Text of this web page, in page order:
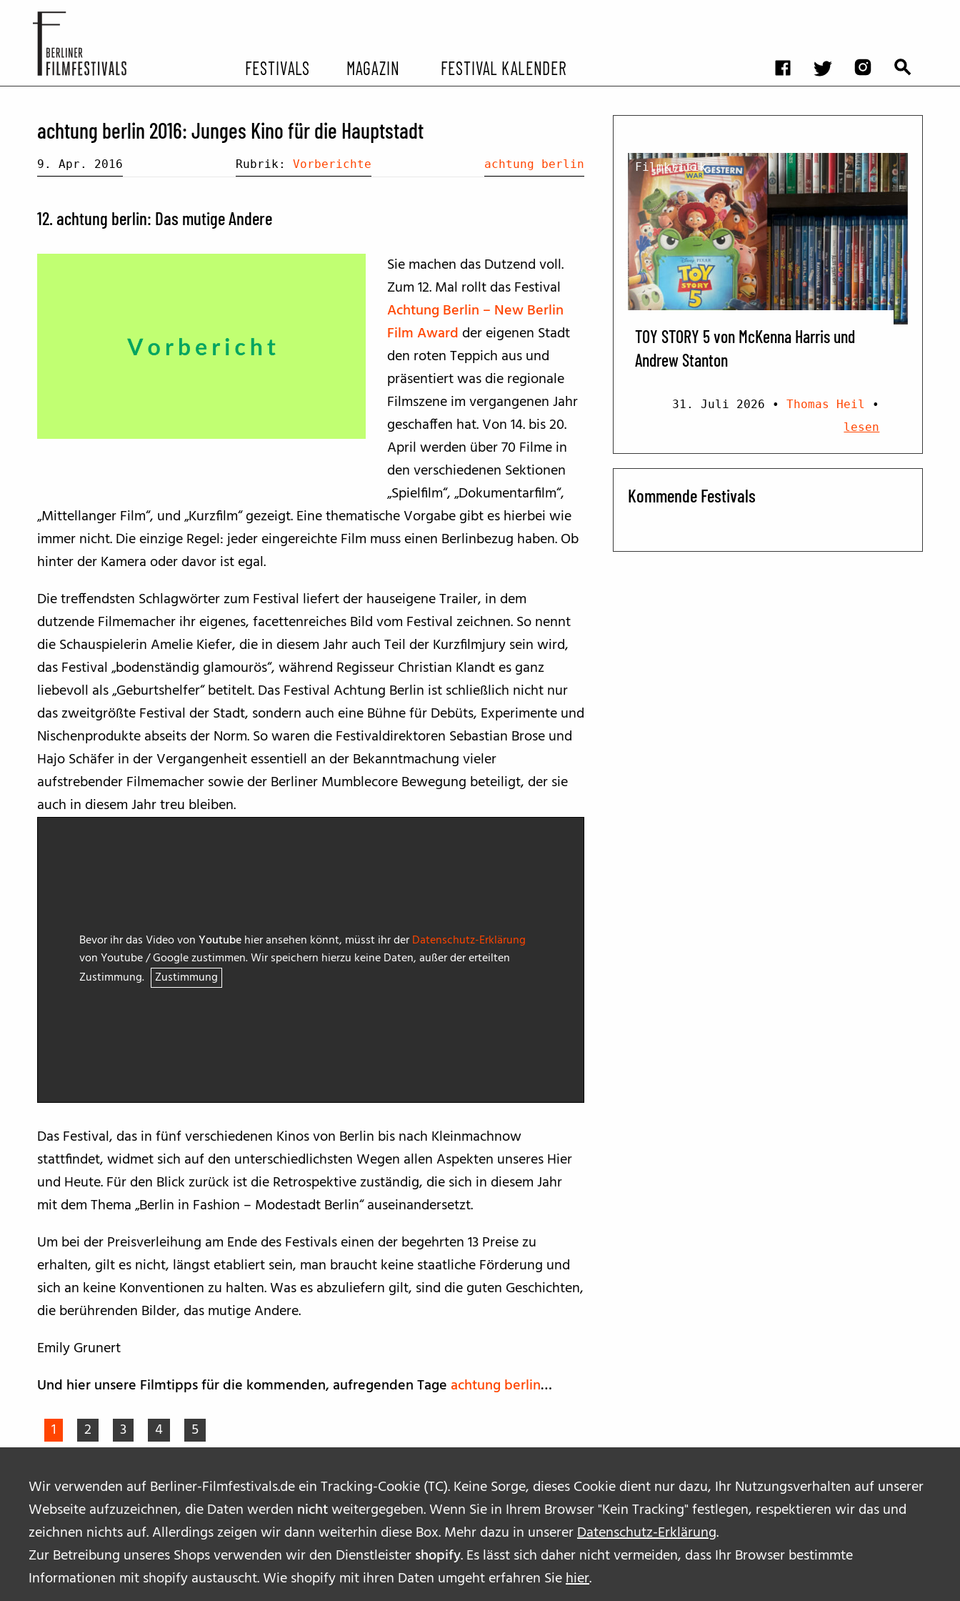
Wir verwenden auf Berliner-Filmfestivals.de ein Tracking-Cookie (TC). Keine Sorge, dieses Cookie dient nur dazu, Ihr Nutzungsverhalten auf unserer
Webseite aufzuzeichnen, die Daten werden nichtweitergegeben. Wenn Sie in Ihrem Browser "Kein Tracking" festlegen, respektieren wir das und
zeichnen nichts auf. Allerdings zeigen wir dann weiterhin diese Box. Mehr dazu in unsererDatenschutz-Erklärung.
Zur Betreibung unseres Shops verwenden wir den Dienstleistershopify. Es lässt sich daher nicht vermeiden, dass Ihr Browser bestimmte
Informationen mit shopify austauscht. Wie shopify mit ihren Daten umgeht erfahren Siehier.
FESTIVALS
ARCHIV EHEMALIGER FILMFESTIVALS
MAGAZIN
FESTIVALBERICHTE
FILMKRITIKEN
FILM- UND SERIEN-TIPPS
BFF ON THE ROAD
FESTIVAL KALENDER
achtung berlin 2016: Junges Kino für die Hauptstadt
9. Apr. 2016 Rubrik: Vorberichte achtung berlin
12. achtung berlin: Das mutige Andere
Sie machen das Dutzend voll.
Zum 12. Mal rollt das Festival
Achtung Berlin – New Berlin
Film Awardder eigenen Stadt
den roten Teppich aus und
präsentiert was die regionale
Filmszene im vergangenen Jahr
geschaffen hat. Von 14. bis 20.
April werden über 70 Filme in
den verschiedenen Sektionen
„Spielfilm“, „Dokumentarfilm“,
„Mittellanger Film“, und „Kurzfilm“ gezeigt. Eine thematische Vorgabe gibt es hierbei wie
immer nicht. Die einzige Regel: jeder eingereichte Film muss einen Berlinbezug haben. Ob
hinter der Kamera oder davor ist egal.
Die treffendsten Schlagwörter zum Festival liefert der hauseigene Trailer, in dem
dutzende Filmemacher ihr eigenes, facettenreiches Bild vom Festival zeichnen. So nennt
die Schauspielerin Amelie Kiefer, die in diesem Jahr auch Teil der Kurzfilmjury sein wird,
das Festival „bodenständig glamourös“, während Regisseur Christian Klandt es ganz
liebevoll als „Geburtshelfer“ betitelt. Das Festival Achtung Berlin ist schließlich nicht nur
das zweitgrößte Festival der Stadt, sondern auch eine Bühne für Debüts, Experimente und
Nischenprodukte abseits der Norm. So waren die Festivaldirektoren Sebastian Brose und
Hajo Schäfer in der Vergangenheit essentiell an der Bekanntmachung vieler
aufstrebender Filmemacher sowie der Berliner Mumblecore Bewegung beteiligt, der sie
auch in diesem Jahr treu bleiben.
Bevor ihr das Video vonYoutubehier ansehen könnt, müsst ihr derDatenschutz-Erklärung
von Youtube / Google zustimmen. Wir speichern hierzu keine Daten, außer der erteilten
Zustimmung. Zustimmung
Das Festival, das in fünf verschiedenen Kinos von Berlin bis nach Kleinmachnow
stattfindet, widmet sich auf den unterschiedlichsten Wegen allen Aspekten unseres Hier
und Heute. Für den Blick zurück ist die Retrospektive zuständig, die sich in diesem Jahr
mit dem Thema „Berlin in Fashion – Modestadt Berlin“ auseinandersetzt.
Um bei der Preisverleihung am Ende des Festivals einen der begehrten 13 Preise zu
erhalten, gilt es nicht, längst etabliert sein, man braucht keine staatliche Förderung und
sich an keine Konventionen zu halten. Was es abzuliefern gilt, sind die guten Geschichten,
die berührenden Bilder, das mutige Andere.
Emily Grunert
Und hier unsere Filmtipps für die kommenden, aufregenden Tage achtung berlin…
1
2 3 4 5
Filmkritik
TOY STORY 5 von McKenna Harris und
Andrew Stanton
31. Juli 2026 • Thomas Heil
•
lesen
Kommende Festivals
ÜBER UNS